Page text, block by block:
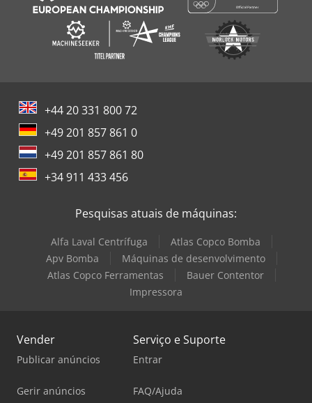
+44 20 331 800 72
+49 201 857 861 0
+49 201 857 861 80
+34 911 433 456
Pesquisas atuais de máquinas:
Alfa Laval Centrífuga
Atlas Copco Bomba
Apv Bomba
Máquinas de desenvolvimento
Atlas Copco Ferramentas
Bauer Contentor
Impressora
Vender
Publicar anúncios
Gerir anúncios
Serviço e Suporte
Entrar
FAQ/Ajuda